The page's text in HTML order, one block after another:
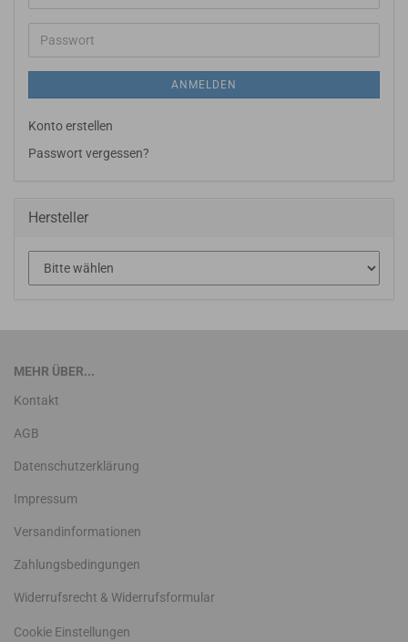
Mail-
Adresse
Passwort
ANMELDEN
Konto erstellen
Passwort vergessen?
Hersteller
MEHR ÜBER...
Kontakt
AGB
Datenschutzerklärung
Impressum
Versandinformationen
Zahlungsbedingungen
Widerrufsrecht & Widerrufsformular
Cookie Einstellungen